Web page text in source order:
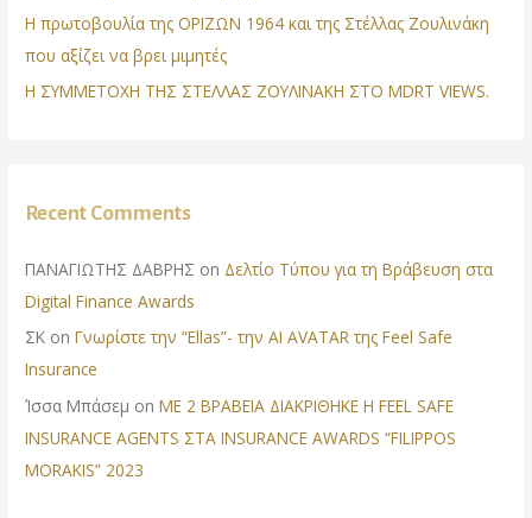
Η πρωτοβουλία της ΟΡΙΖΩΝ 1964 και της Στέλλας Ζουλινάκη
που αξίζει να βρει μιμητές
Η ΣΥΜΜΕΤΟΧΗ ΤΗΣ ΣΤΕΛΛΑΣ ΖΟΥΛΙΝΑΚΗ ΣΤΟ MDRT VIEWS.
Recent Comments
ΠΑΝΑΓΙΩΤΗΣ ΔΑΒΡΗΣ on Δελτίο Τύπου για τη Βράβευση στα
Digital Finance Awards
ΣΚ onΓνωρίστε την “Ellas”- την AI AVATAR της Feel Safe
Insurance
Ίσσα Μπάσεμ onΜΕ 2 ΒΡΑΒΕΙΑ ΔΙΑΚΡΙΘΗΚΕ Η FEEL SAFE
INSURANCE AGENTS ΣΤΑ INSURANCE AWARDS “FILIPPOS
MORAKIS” 2023